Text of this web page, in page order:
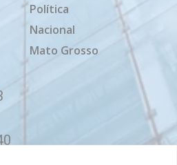
Política
Nacional
Mato Grosso